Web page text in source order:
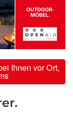
Ihnen vor Ort,